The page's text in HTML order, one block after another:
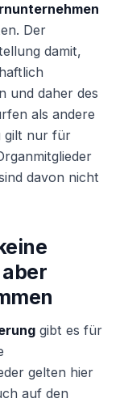
Der
damit,
und daher des
als andere
gilt nur für
davon nicht
gibt es für
gelten hier
auf den